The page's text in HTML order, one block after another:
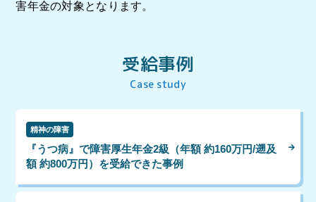
害年金の対象となります。
受給事例
Case study
精神の障害
『うつ病』で障害厚生年金2級（年額 約160万円/遡及
額 約800万円）を受給できた事例